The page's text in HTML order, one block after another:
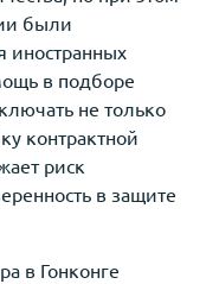
были
иностранных
в подборе
не только
контрактной
риск
в защите
в Гонконге